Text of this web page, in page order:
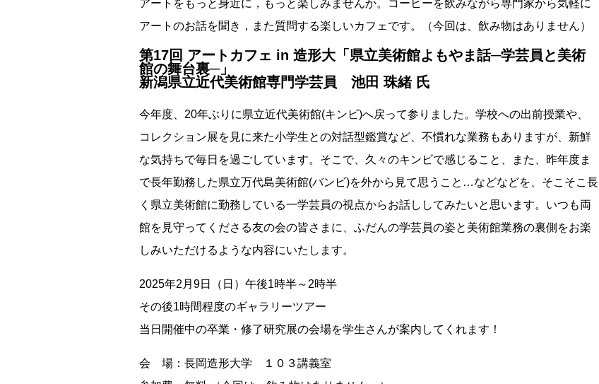
アートをもっと身近に，もっと楽しみませんか。コーヒーを飲みながら専門家から気軽に
アートのお話を聞き，また質問する楽しいカフェです。（今回は、飲み物はありません）
第17回 アートカフェ in 造形大「県立美術館よもやま話─学芸員と美術
館の舞台裏─」
新潟県立近代美術館専門学芸員 池田 珠緒 氏
今年度、20年ぶりに県立近代美術館(キンビ)へ戻って参りました。学校への出前授業や、
コレクション展を見に来た小学生との対話型鑑賞など、不慣れな業務もありますが、新鮮
な気持ちで毎日を過ごしています。そこで、久々のキンビで感じること、また、昨年度ま
で長年勤務した県立万代島美術館(バンビ)を外から見て思うこと…などなどを、そこそこ長
く県立美術館に勤務している一学芸員の視点からお話ししてみたいと思います。いつも両
館を見守ってくださる友の会の皆さまに、ふだんの学芸員の姿と美術館業務の裏側をお楽
しみいただけるような内容にいたします。
2025年2月9日（日）午後1時半～2時半
その後1時間程度のギャラリーツアー
当日開催中の卒業・修了研究展の会場を学生さんが案内してくれます！
会 場：長岡造形大学 １０３講義室